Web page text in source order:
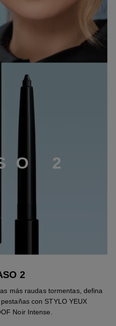
O 2
2
más raudas tormentas, defina
con STYLO YEUX
Noir Intense.